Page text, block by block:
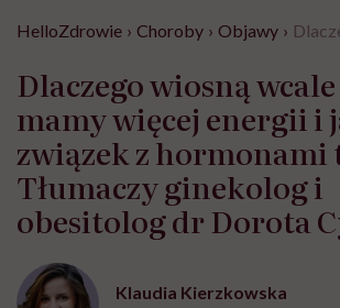
HelloZdrowie › Choroby › Objawy ›
Dlaczego wiosną
mamy więcej energii i
związek z hormonami
Tłumaczy ginekolog i
obesitolog dr Dorota
Klaudia Kierzkowska